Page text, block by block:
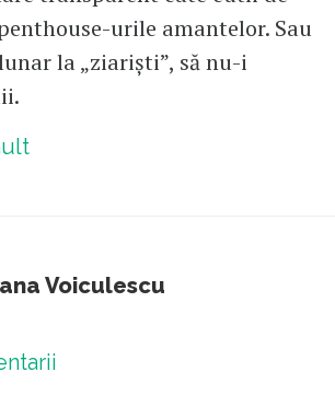
urile amantelor. Sau
la „ziariști”, să nu-i
Voiculescu